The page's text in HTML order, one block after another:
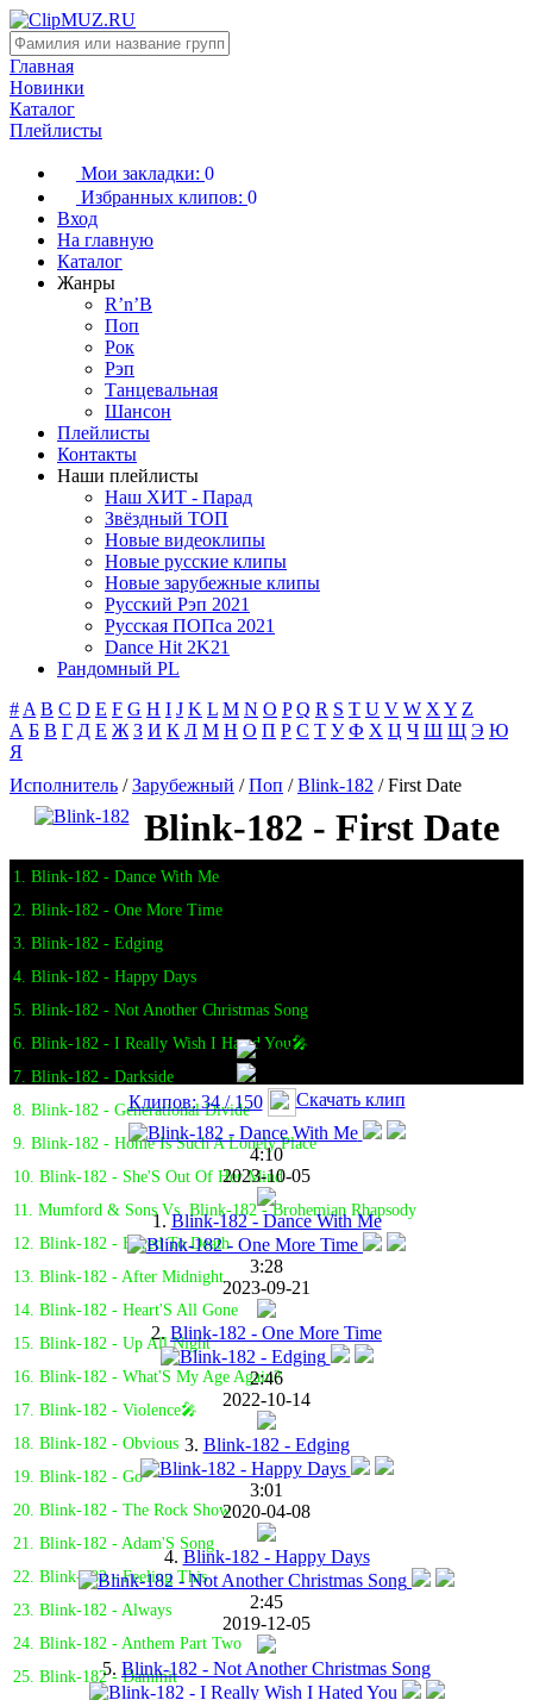
Главная
Новинки
Каталог
Плейлисты
Мои закладки: 0
Избранных клипов: 0
Вход
На главную
Каталог
Жанры
R’n’B
Поп
Рок
Рэп
Танцевальная
Шансон
Плейлисты
Контакты
Наши плейлисты
Наш ХИТ - Парад
Звёздный ТОП
Новые видеоклипы
Новые русские клипы
Новые зарубежные клипы
Русский Рэп 2021
Русская ПОПса 2021
Dance Hit 2K21
Рандомный PL
# A B C D E F G H I J K L M N O P Q R S T U V W X Y Z
А Б В Г Д Е Ж З И К Л М Н О П Р С Т У Ф Х Ц Ч Ш Щ Э Ю
Я
Исполнитель /Зарубежный /Поп /Blink-182 / First Date
Blink-182 - First Date
1. Blink-182 - Dance With Me
2. Blink-182 - One More Time
3. Blink-182 - Edging
4. Blink-182 - Happy Days
5. Blink-182 - Not Another Christmas Song
6. Blink-182 - I Really Wish I Hated You🎤
7. Blink-182 - Darkside
8. Blink-182 - Generational Divide
9. Blink-182 - Home Is Such A Lonely Place
10. Blink-182 - She'S Out Of Her Mind
11. Mumford & Sons Vs. Blink-182 - Brohemian Rhapsody
12. Blink-182 - Bored To Death
13. Blink-182 - After Midnight
14. Blink-182 - Heart'S All Gone
15. Blink-182 - Up All Night
16. Blink-182 - What'S My Age Again?
17. Blink-182 - Violence🎤
18. Blink-182 - Obvious
19. Blink-182 - Go
20. Blink-182 - The Rock Show
21. Blink-182 - Adam'S Song
22. Blink-182 - Feeling This
23. Blink-182 - Always
24. Blink-182 - Anthem Part Two
25. Blink-182 - Dammit
Клипов: 34 / 150 Скачать клип
4:10
2023-10-05
1.Blink-182 - Dance With Me
3:28
2023-09-21
2.Blink-182 - One More Time
2:46
2022-10-14
3. Blink-182 - Edging
3:01
2020-04-08
4. Blink-182 - Happy Days
2:45
2019-12-05
5. Blink-182 - Not Another Christmas Song